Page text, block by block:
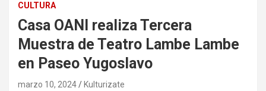
CULTURA
Casa OANI realiza Tercera
Muestra de Teatro Lambe Lambe
en Paseo Yugoslavo
marzo 10, 2024 Kulturizate